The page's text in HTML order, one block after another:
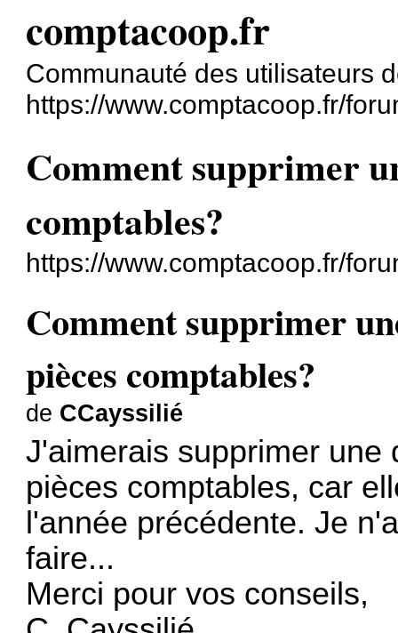
comptacoop.fr
Communauté des utilisateurs
https://www.comptacoop.fr/
Comment supprimer
comptables?
https://www.comptacoop.fr/
Comment supprimer
pièces comptables?
de CCayssilié
J'aimerais supprimer une
pièces comptables, car
l'année précédente. Je
faire...
Merci pour vos conseils,